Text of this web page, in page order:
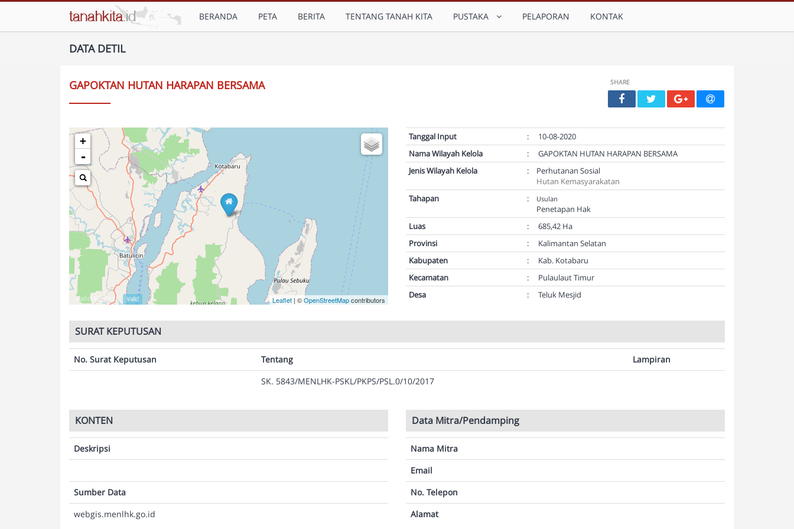
BERANDA PETA BERITA TENTANG TANAH KITA PUSTAKA PELAPORAN KONTAK
DATA DETIL
GAPOKTAN HUTAN HARAPAN BERSAMA SHARE
+
-
Leaflet | ©OpenStreetMapcontributors
Validasi Peta: Valid
Tanggal Input :
10-08-2020
Nama Wilayah Kelola
:
GAPOKTAN HUTAN HARAPAN BERSAMA
Jenis Wilayah Kelola
:
Perhutanan Sosial
Hutan Kemasyarakatan
Tahapan
: Usulan
Penetapan Hak
Luas
:
685,42 Ha
Provinsi
:
Kalimantan Selatan
Kabupaten
:
Kab. Kotabaru
Kecamatan
:
Pulaulaut Timur
Desa
: Teluk Mesjid
SURAT KEPUTUSAN
No. Surat Keputusan Tentang
Lampiran
SK. 5843/MENLHK-PSKL/PKPS/PSL.0/10/2017
KONTEN
Deskripsi
Sumber Data
webgis.menlhk.go.id
Data Mitra/Pendamping
Nama Mitra
Email
No. Telepon
Alamat